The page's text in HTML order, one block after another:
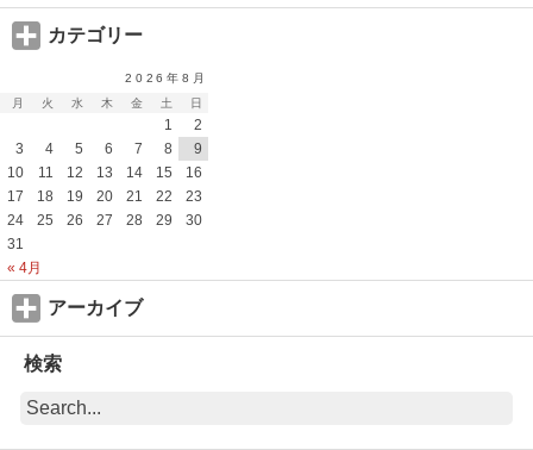
カテゴリー
2026年8月
月
火 水 木 金 土 日
« 4月
1
2
3
4 5 6 7 8
9
10
11 12 13 14 15
16
17
18 19 20 21 22
23
24
25 26 27 28 29
30
31
アーカイブ
検索